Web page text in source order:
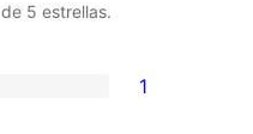
de 5 estrellas.
1